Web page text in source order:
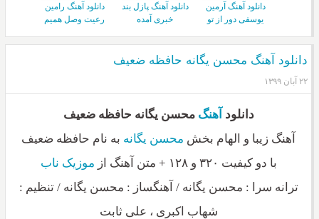
دانلود آهنگ آرمین
یوسفی دور از تو
دانلود آهنگ پازل بند
خبری آمده
دانلود آهنگ رامین
رعیت وصل همیم
دانلود آهنگ محسن یگانه حافظه ضعیف
۲۲ آبان ۱۳۹۹
دانلود آهنگ محسن یگانه حافظه ضعیف
آهنگ زیبا و الهام بخش محسن یگانه به نام حافظه ضعیف
با دو کیفیت ۳۲۰ و ۱۲۸ + متن آهنگ از
موزیک ناب
ترانه سرا : محسن یگانه / آهنگساز : محسن یگانه / تنظیم :
شهاب اکبری ، علی ثابت